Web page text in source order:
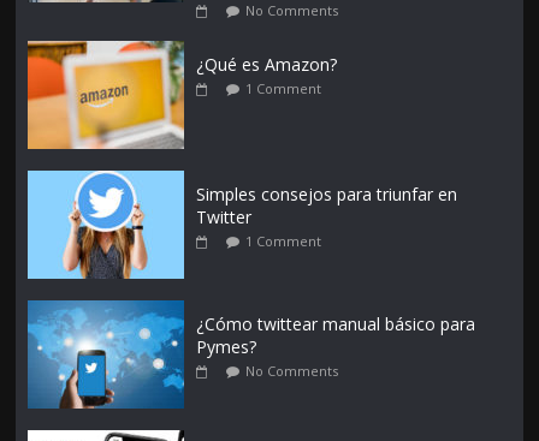
No Comments
¿Qué es Amazon?
1 Comment
Simples consejos para triunfar en
Twitter
1 Comment
¿Cómo twittear manual básico para
Pymes?
No Comments